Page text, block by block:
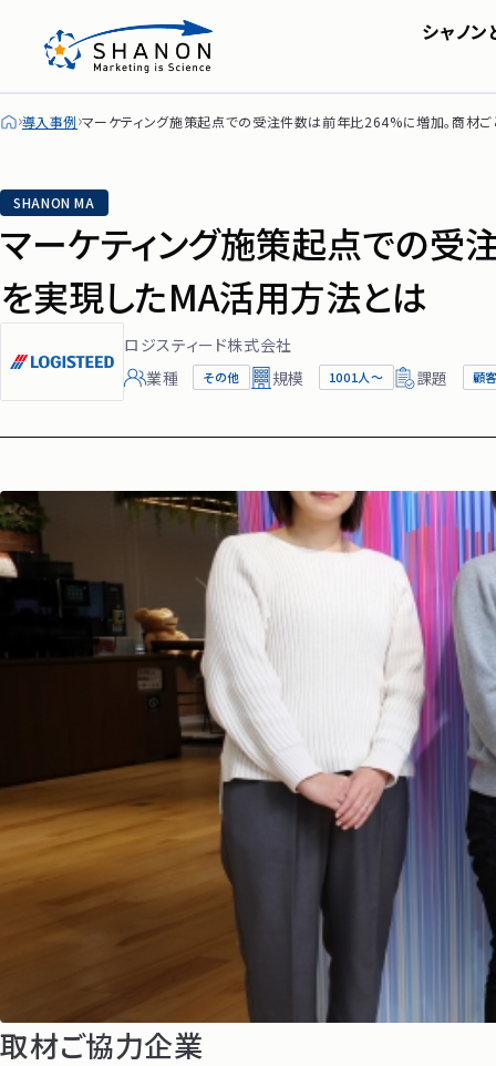
シャノン
IRライブラリ
FAQ
シャノンのブログ
導入事例 マーケティング施策起点での受注件数は前年比264%に増加。商材
SHANON MA
マーケティング施策起点での受
を実現したMA活用方法とは
ロジスティード株式会社
業種
その他 規模 1001人〜 課題 顧
取材ご協力企業